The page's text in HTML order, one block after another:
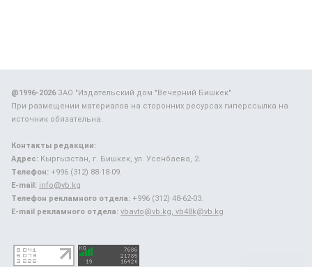
@1996-2026ЗАО "Издательский дом "Вечерний Бишкек"
При размещении материалов на сторонних ресурсах гиперссылка на
источник обязательна.
Контакты редакции:
Адрес: Кыргызстан, г. Бишкек, ул. Усенбаева, 2.
Телефон: +996 (312) 88-18-09.
E-mail: info@vb.kg
Телефон рекламного отдела: +996 (312) 48-62-03.
E-mail рекламного отдела: vbavto@vb.kg, vb48k@vb.kg